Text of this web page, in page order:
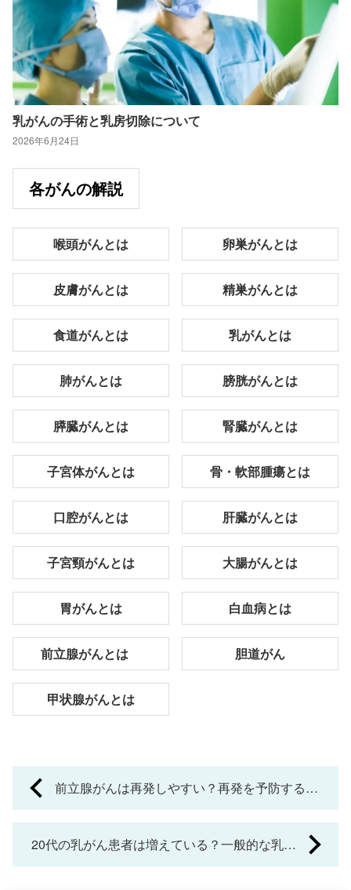
乳がんの手術と乳房切除について
2026年6月24日
各がんの解説
喉頭がんとは 卵巣がんとは
皮膚がんとは 精巣がんとは
食道がんとは 乳がんとは
肺がんとは 膀胱がんとは
膵臓がんとは 腎臓がんとは
子宮体がんとは 骨・軟部腫瘍とは
口腔がんとは 肝臓がんとは
子宮頸がんとは 大腸がんとは
胃がんとは 白血病とは
前立腺がんとは 胆道がん
甲状腺がんとは
前立腺がんは再発しやすい？再発を予防するに
20代の乳がん患者は増えている？一般的な乳が